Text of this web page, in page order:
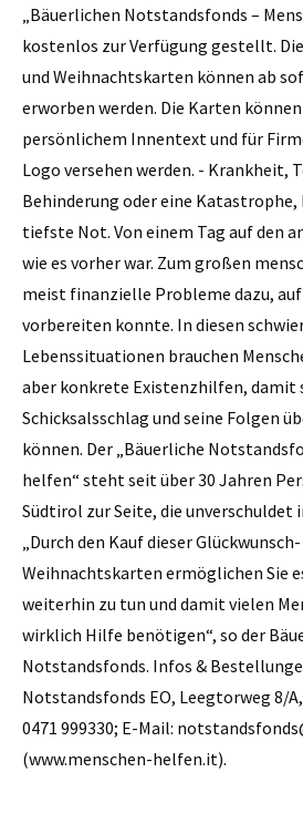
„Bäuerlichen Notstandsfonds –
kostenlos zur Verfügung gestellt.
und Weihnachtskarten können ab
erworben werden. Die Karten
persönlichem Innentext und für
Logo versehen werden. - Krankheit,
Behinderung oder eine Katastrophe,
tiefste Not. Von einem Tag auf den
wie es vorher war. Zum großen
meist finanzielle Probleme dazu,
vorbereiten konnte. In diesen
Lebenssituationen brauchen
aber konkrete Existenzhilfen, damit
Schicksalsschlag und seine Folgen
können. Der „Bäuerliche
helfen“ steht seit über 30 Jahren
Südtirol zur Seite, die unverschuldet
„Durch den Kauf dieser
Weihnachtskarten ermöglichen Sie
weiterhin zu tun und damit vielen
wirklich Hilfe benötigen“, so der
Notstandsfonds. Infos &
Notstandsfonds EO, Leegtorweg 8/
0471 999330; E-Mail:
(www.menschen-helfen.it).